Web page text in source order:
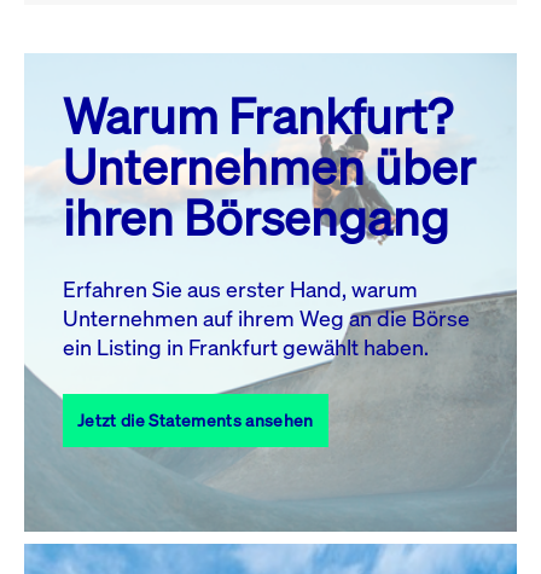
August 26
MO. DI. MI. DO. FR. SA. SO.
1
2
3
4 5 6 7 8
10 11 13 14
17
18 19 20 21 22
23
27 28
31
Alle Events
Warum Frankfurt?
Unternehmen über
ihren Börsengang
Erfahren Sie aus erster Hand, warum
Unternehmen auf ihrem Weg an die Börse
ein Listing in Frankfurt gewählt haben.
Jetzt die Statements ansehen